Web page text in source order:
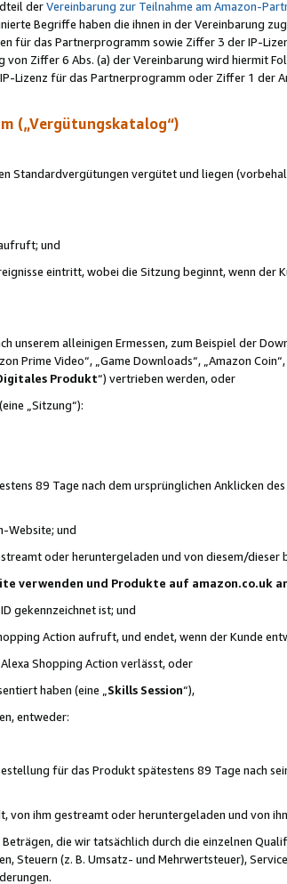
derVereinbarung zur Teilnahme am Amazon-
Begriffe haben die ihnen in der Vereinbarung
für das Partnerprogramm sowie Ziffer 3 der IP-
Ziffer 6 Abs. (a) der Vereinbarung wird hiermit
Lizenz für das Partnerprogramm oder Ziffer 1 der
(„Vergütungskatalog“)
Standardvergütungen vergütet und liegen
und
eintritt, wobei die Sitzung beginnt, wenn der
alleinigen Ermessen, zum Beispiel der
Prime Video“, „Game Downloads“, „Amazon
Produkt“) vertrieben werden, oder
„Sitzung“):
89 Tage nach dem ursprünglichen Anklicken
Website; und
oder heruntergeladen und von diesem/dieser
verwenden und Produkte auf amazon.co.uk
gekennzeichnet ist; und
Action aufruft, und endet, wenn der Kunde
Shopping Action verlässt, oder
haben (eine „ Skills Session“),
entweder:
für das Produkt spätestens 89 Tage nach
ihm gestreamt oder heruntergeladen und von
Beträgen, die wir tatsächlich durch die einzelnen
Steuern (z. B. Umsatz- und Mehrwertsteuer),